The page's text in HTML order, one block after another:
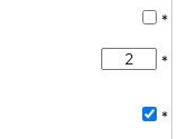
*
*
*